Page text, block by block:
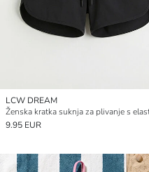
LCW DREAM
9.95 EUR